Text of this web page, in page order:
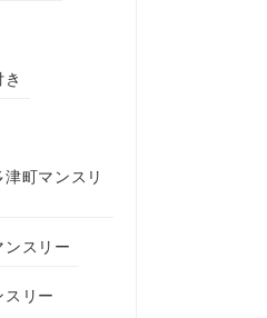
町マンスリ
ンスリー
スリー